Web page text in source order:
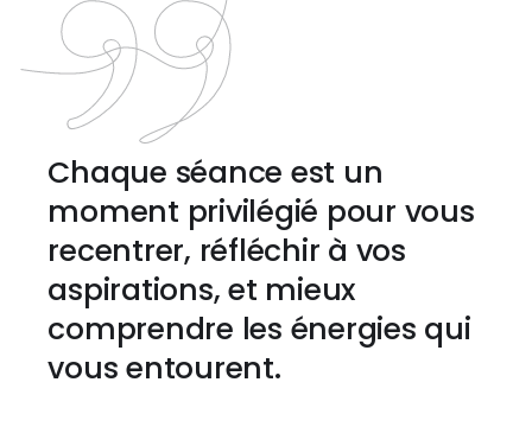
Chaque séance est un
moment privilégié pour vous
recentrer, réfléchir à vos
aspirations, et mieux
comprendre les énergies qui
vous entourent.